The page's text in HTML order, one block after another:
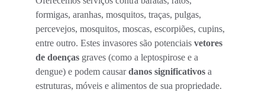
formigas, aranhas, mosquitos, traças, pulgas,
percevejos, mosquitos, moscas, escorpiões, cupins,
entre outro. Estes invasores são potenciais vetores
de doenças graves (como a leptospirose e a
dengue) e podem causar danos significativos a
estruturas, móveis e alimentos de sua propriedade.